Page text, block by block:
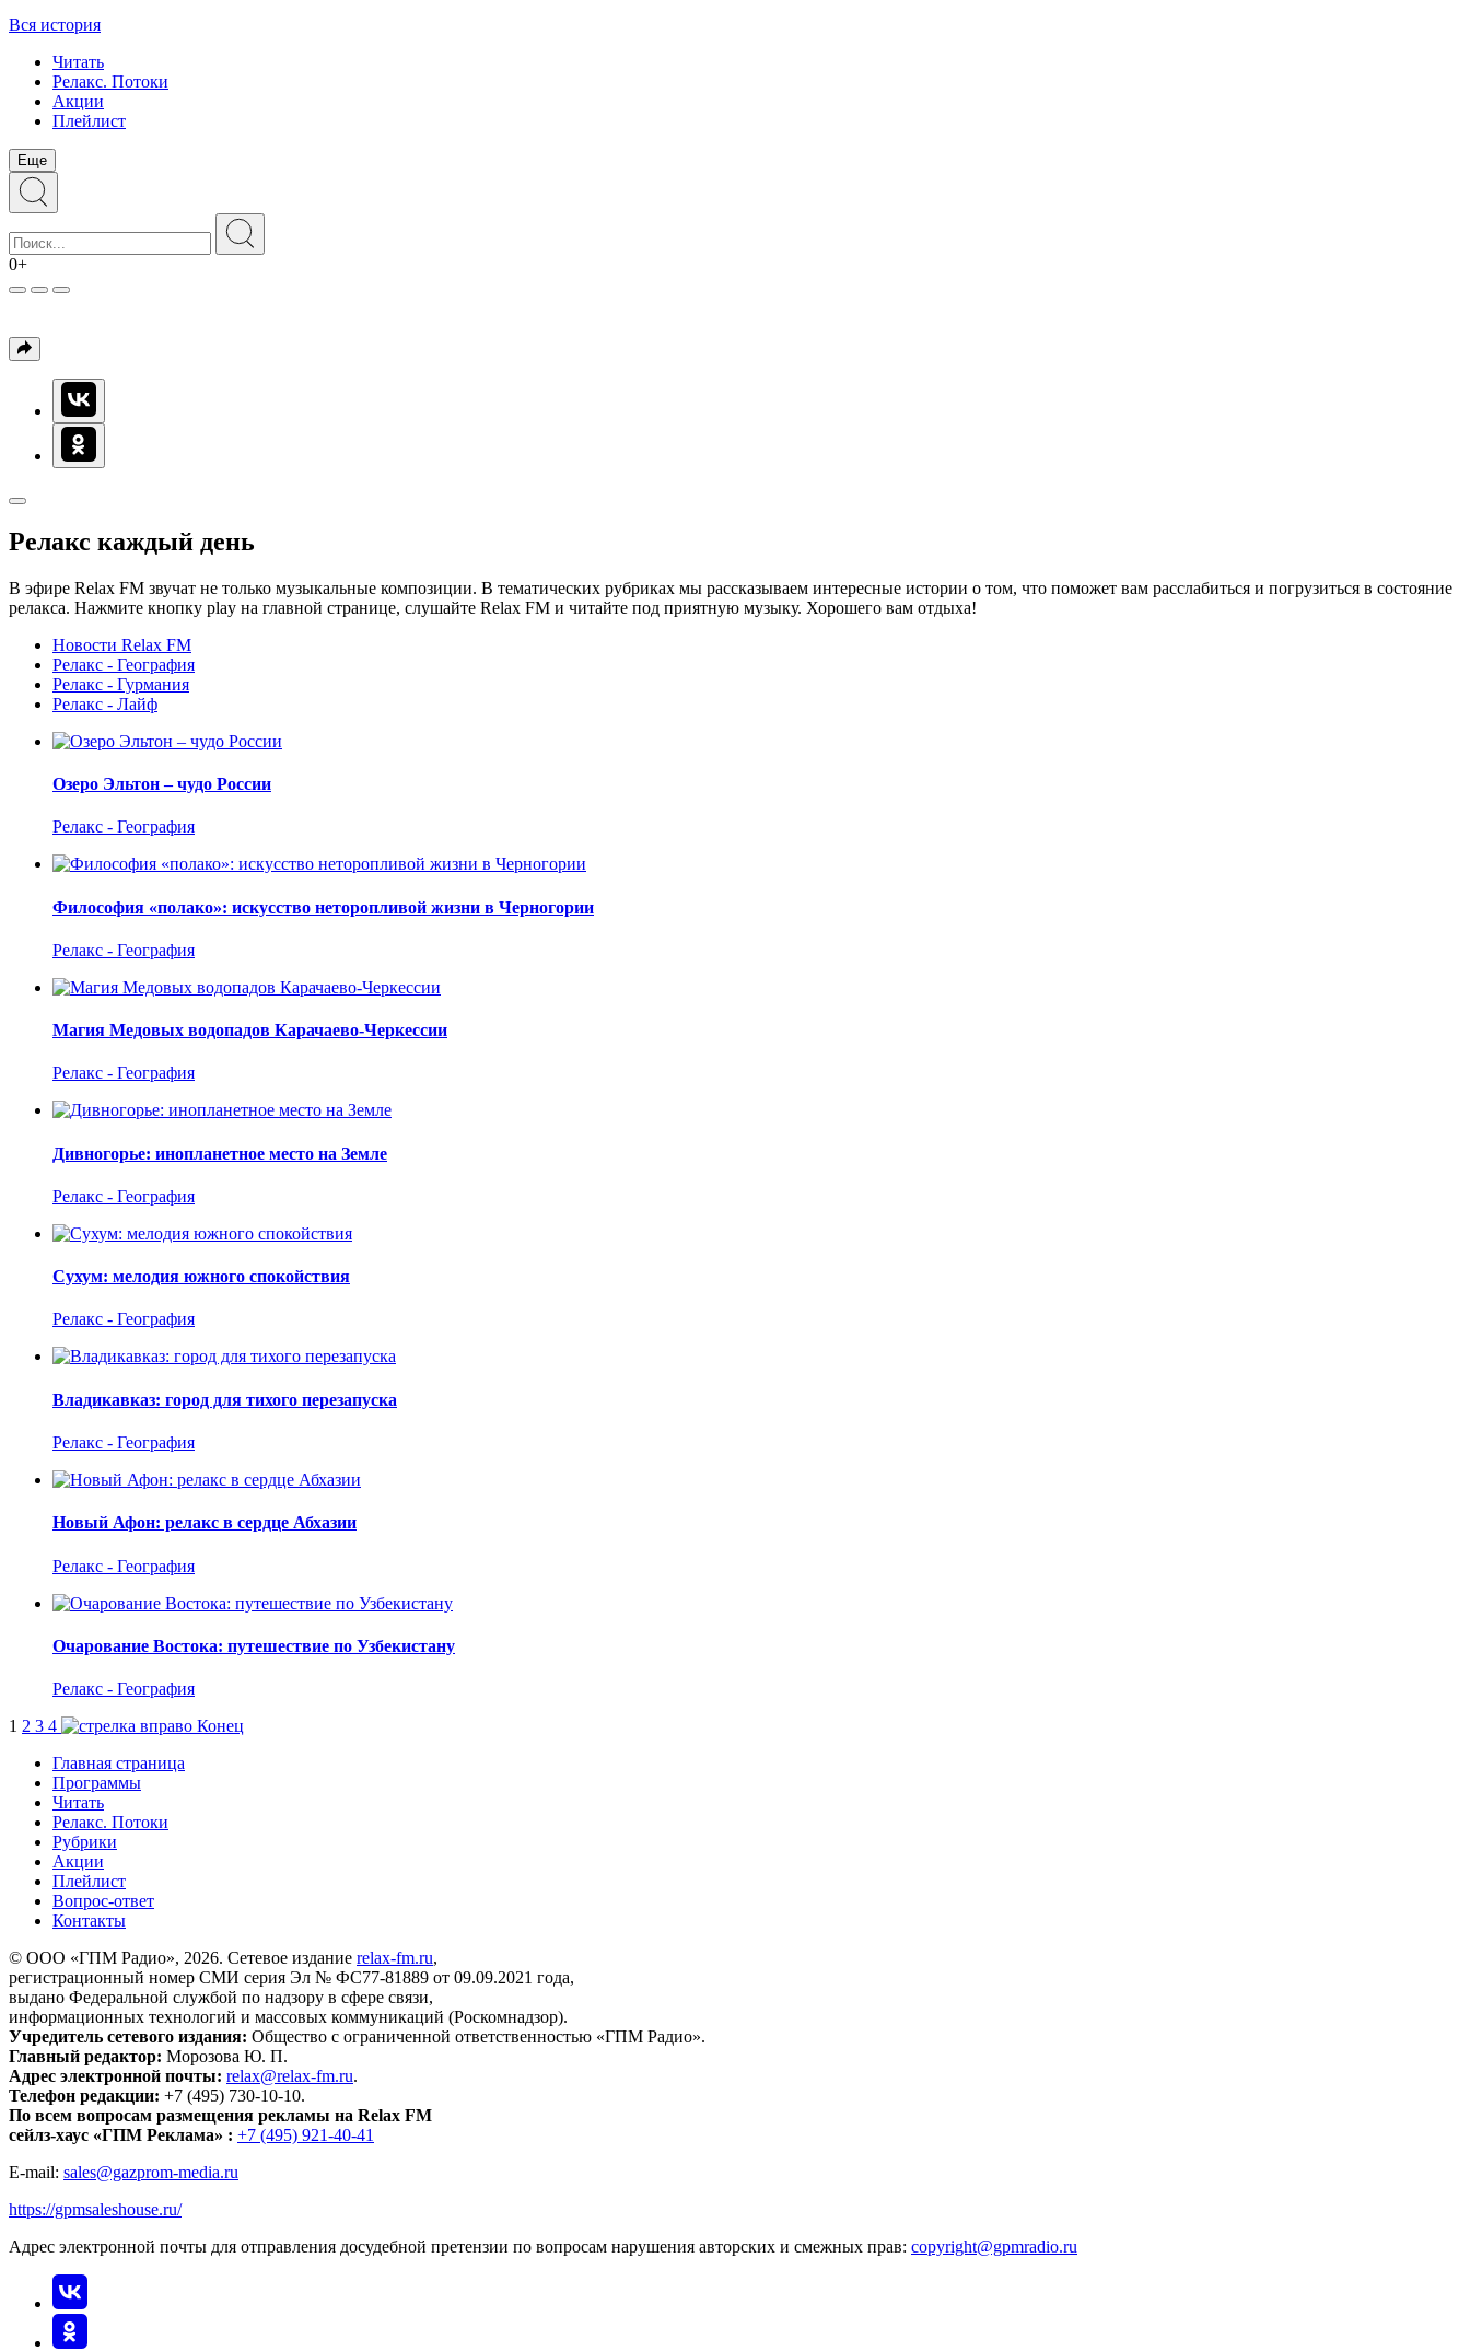
Вся история
Читать
Релакс. Потоки
Акции
Плейлист
Еще
0+
Релакс каждый день
В эфире Relax FM звучат не только музыкальные композиции. В тематических рубриках мы рассказываем интересные истории о том, что поможет вам расслабиться и погрузиться в состояние
релакса. Нажмите кнопку play на главной странице, слушайте Relax FM и читайте под приятную музыку. Хорошего вам отдыха!
Новости Relax FM
Релакс - География
Релакс - Гурмания
Релакс - Лайф
Озеро Эльтон – чудо России
Релакс - География
Философия «полако»: искусство неторопливой жизни в Черногории
Релакс - География
Магия Медовых водопадов Карачаево-Черкессии
Релакс - География
Дивногорье: инопланетное место на Земле
Релакс - География
Сухум: мелодия южного спокойствия
Релакс - География
Владикавказ: город для тихого перезапуска
Релакс - География
Новый Афон: релакс в сердце Абхазии
Релакс - География
Очарование Востока: путешествие по Узбекистану
Релакс - География
1 2 3 4
Конец
Главная страница
Программы
Читать
Релакс. Потоки
Рубрики
Акции
Плейлист
Вопрос-ответ
Контакты
© ООО «ГПМ Радио», 2026. Сетевое издание relax-fm.ru,
регистрационный номер СМИ серия Эл № ФС77-81889 от 09.09.2021 года,
выдано Федеральной службой по надзору в сфере связи,
информационных технологий и массовых коммуникаций (Роскомнадзор).
Учредитель сетевого издания: Общество с ограниченной ответственностью «ГПМ Радио».
Главный редактор: Морозова Ю. П.
Адрес электронной почты: relax@relax-fm.ru.
Телефон редакции: +7 (495) 730-10-10.
По всем вопросам размещения рекламы на Relax FM
сейлз-хаус «ГПМ Реклама» : +7 (495) 921-40-41
E-mail: sales@gazprom-media.ru
https://gpmsaleshouse.ru/
Адрес электронной почты для отправления досудебной претензии по вопросам нарушения авторских и смежных прав: copyright@gpmradio.ru